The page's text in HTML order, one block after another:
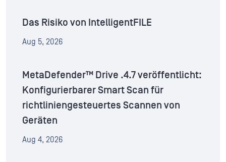
Das Risiko von IntelligentFILE
Aug 5, 2026
MetaDefender™ Drive .4.7 veröffentlicht:
Konfigurierbarer Smart Scan für
richtliniengesteuertes Scannen von
Geräten
Aug 4, 2026